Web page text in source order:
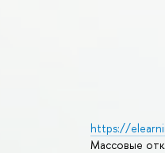
https://
Массовые